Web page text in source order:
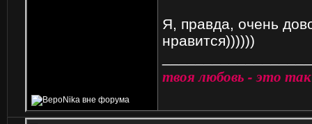
Я, правда, очень
нравится))))))
твоя любовь - это